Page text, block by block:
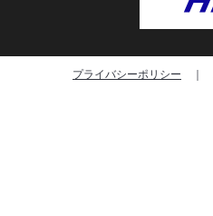
プライバシーポリシー